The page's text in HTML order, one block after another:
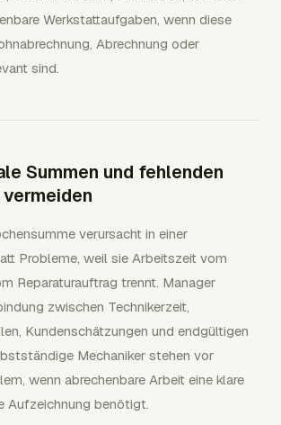
Werkstattaufgaben, wenn diese
Abrechnung oder
sind.
Summen und fehlenden
verursacht in einer
Probleme, weil sie Arbeitszeit vom
Reparaturauftrag trennt. Manager
zwischen Technikerzeit,
Kundenschätzungen und endgültigen
Mechaniker stehen vor
wenn abrechenbare Arbeit eine klare
Aufzeichnung benötigt.